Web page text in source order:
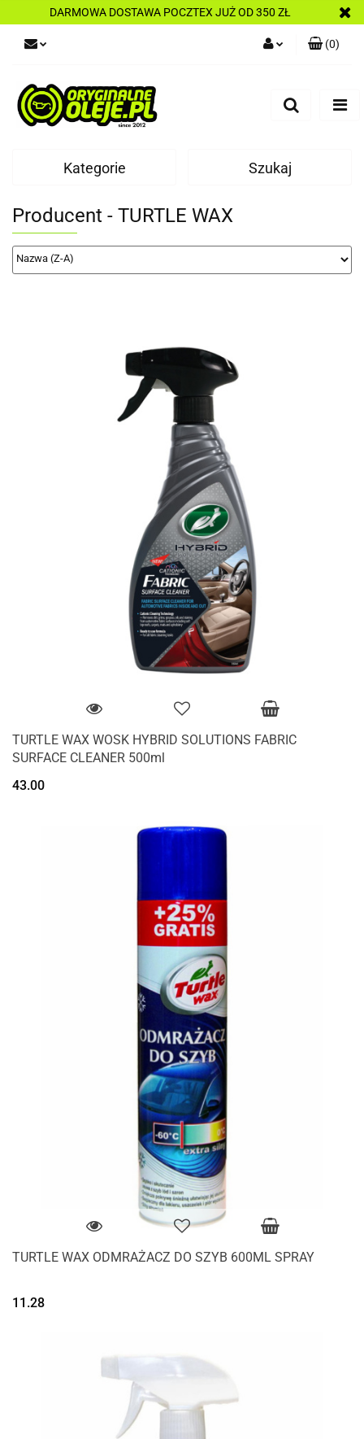
DARMOWA DOSTAWA POCZTEX JUŻ OD 350 ZŁ
(0)
Kategorie Szukaj
Producent - TURTLE WAX
TURTLE WAX WOSK HYBRID SOLUTIONS FABRIC
SURFACE CLEANER 500ml
43.00
TURTLE WAX ODMRAŻACZ DO SZYB 600ML SPRAY
11.28